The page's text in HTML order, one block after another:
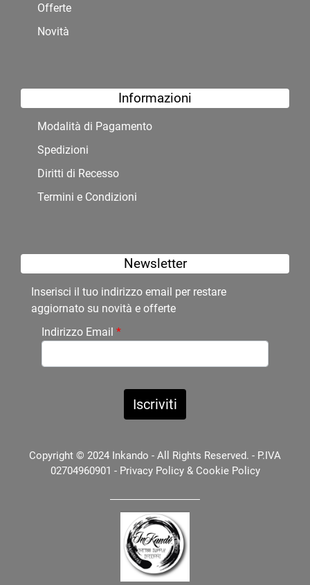
Offerte
Novità
Informazioni
Modalità di Pagamento
Spedizioni
Diritti di Recesso
Termini e Condizioni
Newsletter
Inserisci il tuo indirizzo email per restare
aggiornato su novità e offerte
Indirizzo Email *
Copyright © 2024 Inkando - All Rights Reserved. - P.IVA
02704960901 - Privacy Policy& Cookie Policy